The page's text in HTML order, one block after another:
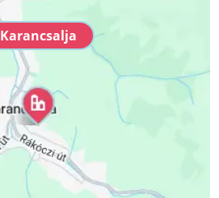
Karancsalja